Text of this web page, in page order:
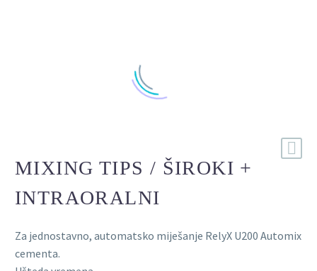
MIXING TIPS / ŠIROKI +
INTRAORALNI
Za jednostavno, automatsko miješanje RelyX U200 Automix
cementa.